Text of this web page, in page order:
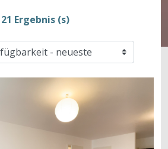
21 Ergebnis (s)